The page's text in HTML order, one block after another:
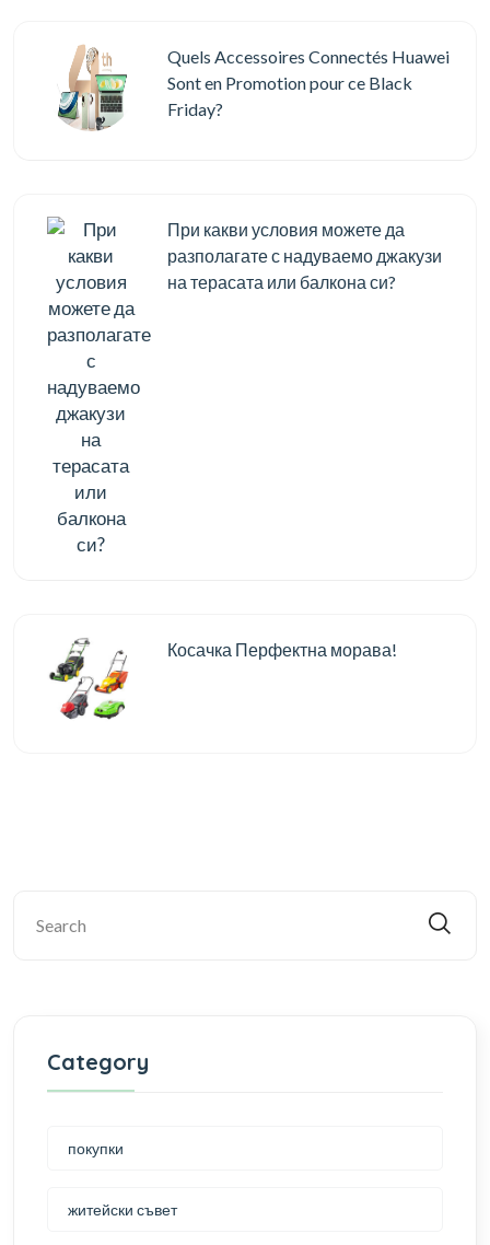
Quels Accessoires Connectés Huawei
Sont en Promotion pour ce Black
Friday?
При какви условия можете да
разполагате с надуваемо джакузи
на терасата или балкона си?
Косачка Перфектна морава!
Category
покупки
житейски съвет